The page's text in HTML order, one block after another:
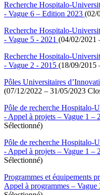
Recherche Hospitalo-
- Vague 6 – Edition 2023 (02/
Recherche Hospitalo-
- Vague 5 - 2021 (04/02/2021
Recherche Hospitalo-
- Vague 2 - 2015 (18/09/2015
Pôles Universitaires
(07/12/2022 – 31/05/2023
Pôle de recherche Hospitalo-
- Appel à projets – Vague 1 –
Sélectionné)
Pôle de recherche Hospitalo-
- Appel à projets – Vague 1 –
Sélectionné)
Programmes et équipements
Appel à programmes – Vague